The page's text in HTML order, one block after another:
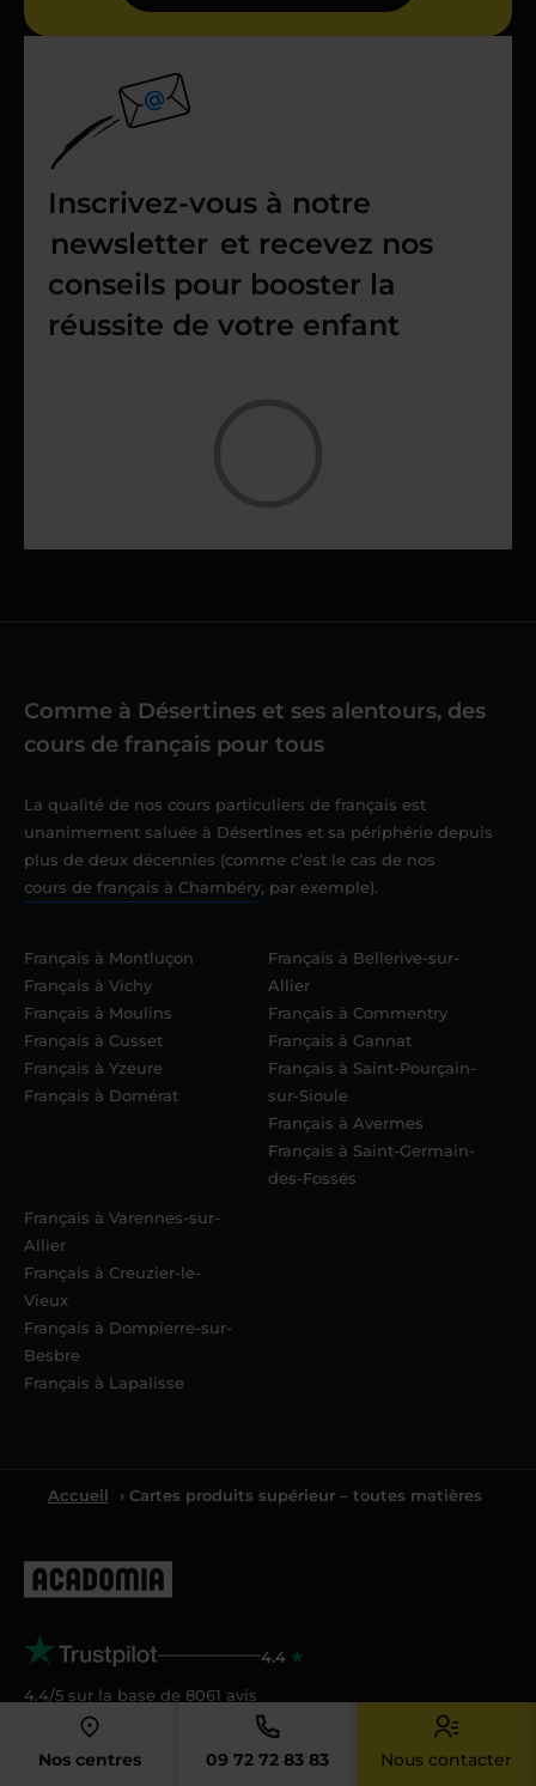
Nos centres 09 72 72 83 83 Nous contacter
Inscrivez-vous à notre
newsletter et recevez nos
conseils pour booster la
réussite de votre enfant
Comme à Désertines et ses alentours, des
cours de français pour tous
La qualité de nos cours particuliers de français est
unanimement saluée à Désertines et sa périphérie depuis
plus de deux décennies (comme c’est le cas de nos
cours de français à Chambéry, par exemple).
Français à Montluçon
Français à Vichy
Français à Moulins
Français à Cusset
Français à Yzeure
Français à Domérat
Français à Bellerive-sur-
Allier
Français à Commentry
Français à Gannat
Français à Saint-Pourçain-
sur-Sioule
Français à Avermes
Français à Saint-Germain-
des-Fossés
Français à Varennes-sur-
Allier
Français à Creuzier-le-
Vieux
Français à Dompierre-sur-
Besbre
Français à Lapalisse
Accueil › Cartes produits supérieur – toutes matières
4.4
4.4/5 sur la base de 8061 avis
Acadomia